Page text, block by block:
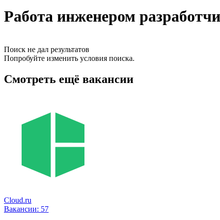
Работа инженером
Поиск не дал результатов
Попробуйте изменить условия поиска.
Смотреть ещё вакансии
Cloud.ru
Вакансии: 57